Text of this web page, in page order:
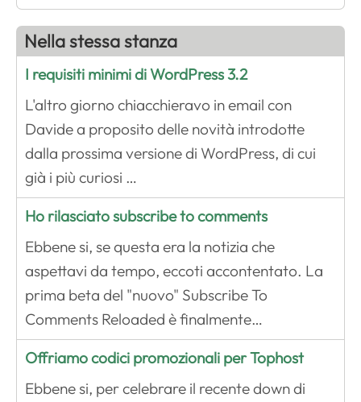
Nella stessa stanza
I requisiti minimi di WordPress 3.2
L'altro giorno chiacchieravo in email con
Davide a proposito delle novità introdotte
dalla prossima versione di WordPress, di cui
già i più curiosi …
Ho rilasciato subscribe to comments
Ebbene si, se questa era la notizia che
aspettavi da tempo, eccoti accontentato. La
prima beta del "nuovo" Subscribe To
Comments Reloaded è finalmente…
Offriamo codici promozionali per Tophost
Ebbene si, per celebrare il recente down di